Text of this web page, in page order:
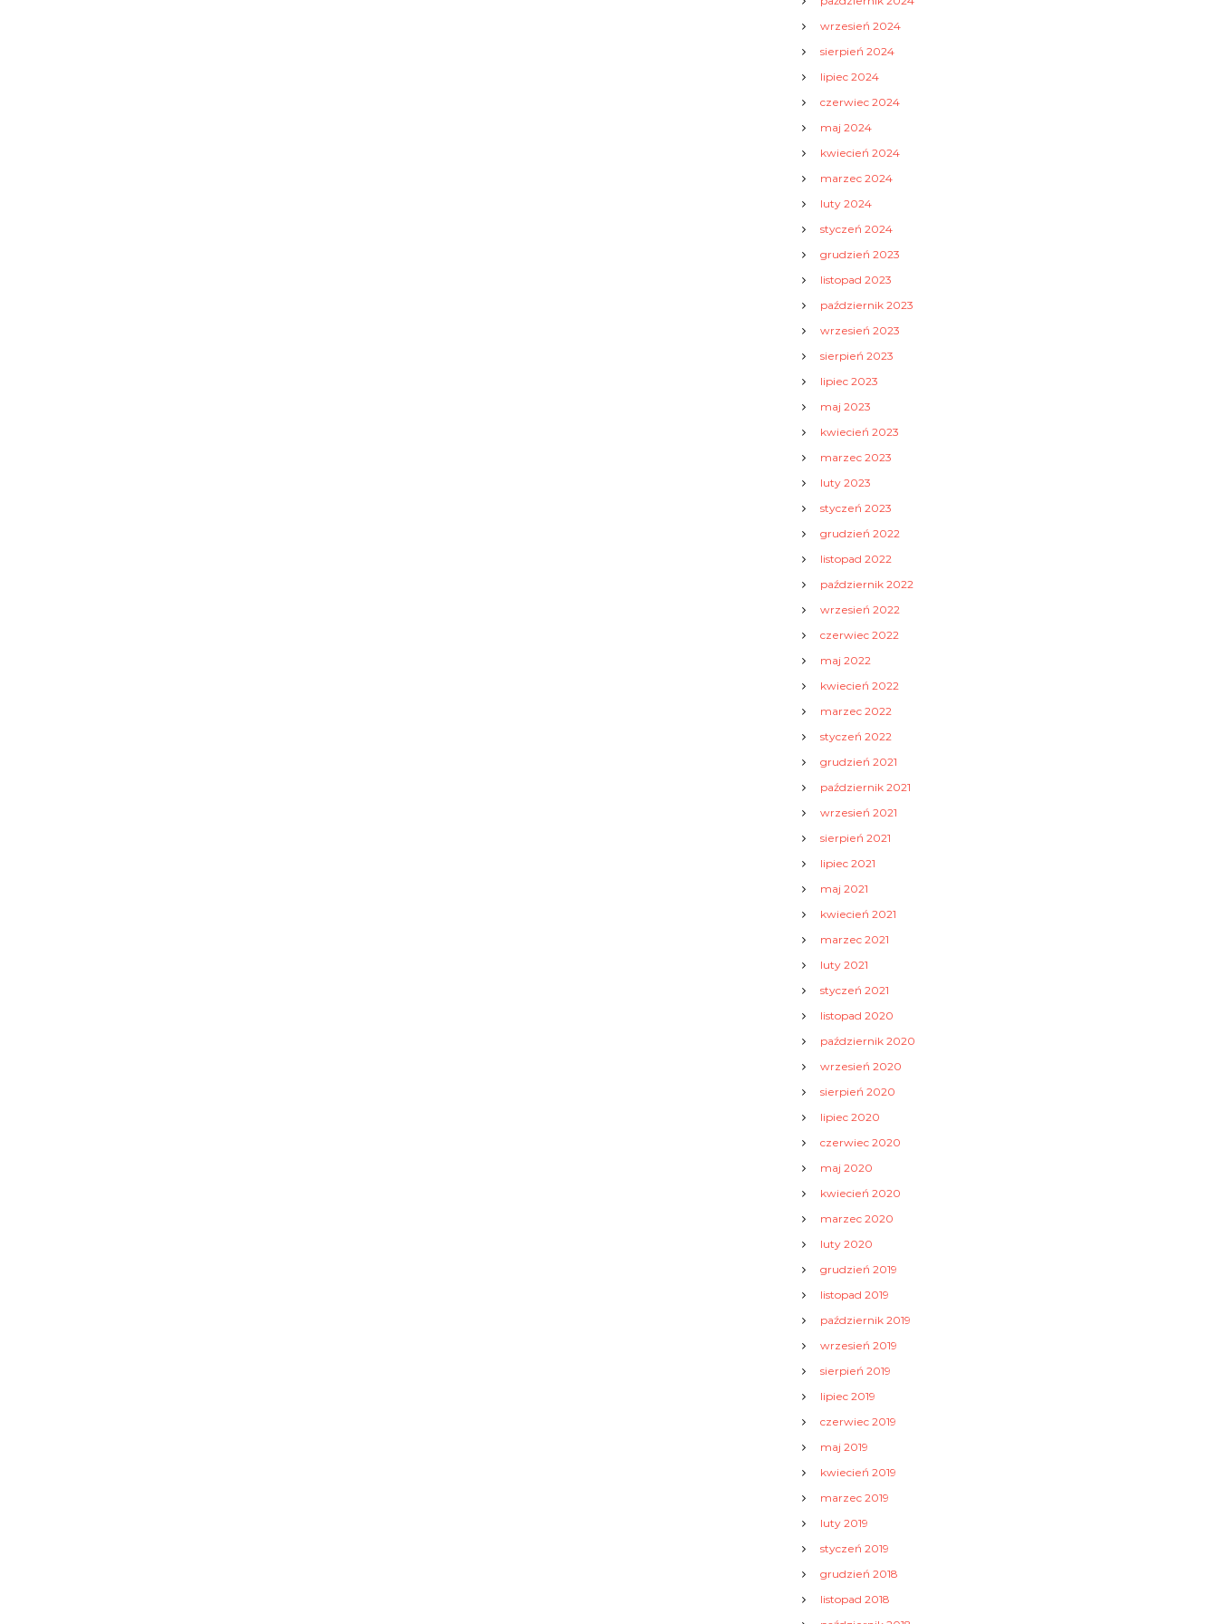
wrzesień 2024
sierpień 2024
lipiec 2024
czerwiec 2024
maj 2024
kwiecień 2024
marzec 2024
luty 2024
styczeń 2024
grudzień 2023
listopad 2023
październik 2023
wrzesień 2023
sierpień 2023
lipiec 2023
maj 2023
kwiecień 2023
marzec 2023
luty 2023
styczeń 2023
grudzień 2022
listopad 2022
październik 2022
wrzesień 2022
czerwiec 2022
maj 2022
kwiecień 2022
marzec 2022
styczeń 2022
grudzień 2021
październik 2021
wrzesień 2021
sierpień 2021
lipiec 2021
maj 2021
kwiecień 2021
marzec 2021
luty 2021
styczeń 2021
listopad 2020
październik 2020
wrzesień 2020
sierpień 2020
lipiec 2020
czerwiec 2020
maj 2020
kwiecień 2020
marzec 2020
luty 2020
grudzień 2019
listopad 2019
październik 2019
wrzesień 2019
sierpień 2019
lipiec 2019
czerwiec 2019
maj 2019
kwiecień 2019
marzec 2019
luty 2019
styczeń 2019
grudzień 2018
listopad 2018